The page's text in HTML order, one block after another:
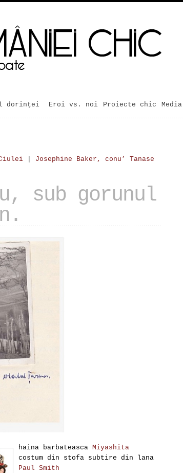
dorinței Eroi vs. noi Proiecte chic Media
Josephine Baker, conu’ Tanase
sub gorunul
haina barbateasca Miyashita
costum din stofa subtire din lana
Paul Smith